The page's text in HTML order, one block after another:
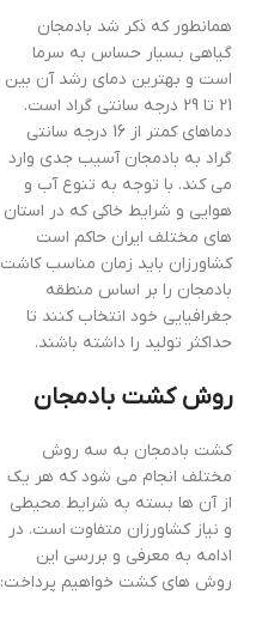
همانطور که ذکر شد بادمجان
گیاهی بسیار حساس به سرما
است و بهترین دمای رشد آن بین
21 تا 29 درجه سانتی گراد است.
دماهای کمتر از 16 درجه سانتی
گراد به بادمجان آسیب جدی وارد
می کند. با توجه به تنوع آب و
هوایی و شرایط خاکی که در استان
های مختلف ایران حاکم است
کشاورزان باید زمان مناسب کاشت
بادمجان را بر اساس منطقه
جغرافیایی خود انتخاب کنند تا
حداکثر تولید را داشته باشند.
روش کشت بادمجان
کشت بادمجان به سه روش
مختلف انجام می شود که هر یک
از آن ها بسته به شرایط محیطی
و نیاز کشاورزان متفاوت است. در
ادامه به معرفی و بررسی این
روش های کشت خواهیم پرداخت: